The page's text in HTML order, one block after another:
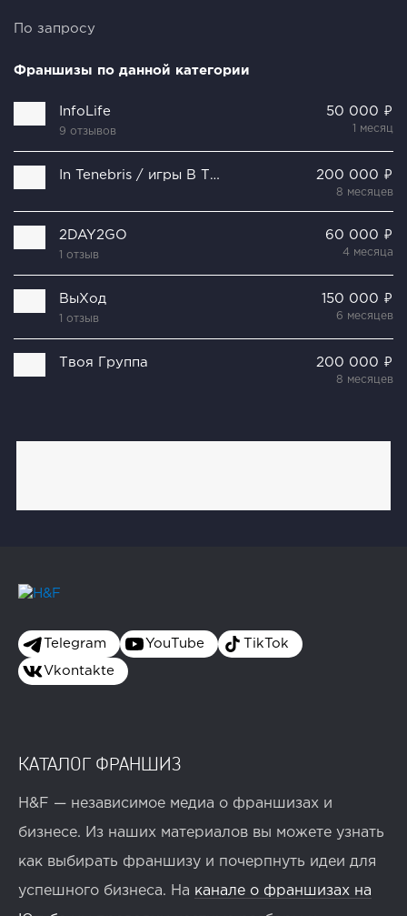
По запросу
Франшизы по данной категории
InfoLife
9 отзывов
50 000 ₽
1 месяц
In Tenebris / игры В ТемнотЕ 200 000 ₽
8 месяцев
2DAY2GO
1 отзыв
60 000 ₽
4 месяца
ВыХод
1 отзыв
150 000 ₽
6 месяцев
Твоя Группа 200 000 ₽
8 месяцев
Telegram YouTube TikTok
Vkontakte
КАТАЛОГ ФРАНШИЗ
H&F — независимое медиа о франшизах и
бизнесе. Из наших материалов вы можете узнать
как выбирать франшизу и почерпнуть идеи для
успешного бизнеса. На канале о франшизах на